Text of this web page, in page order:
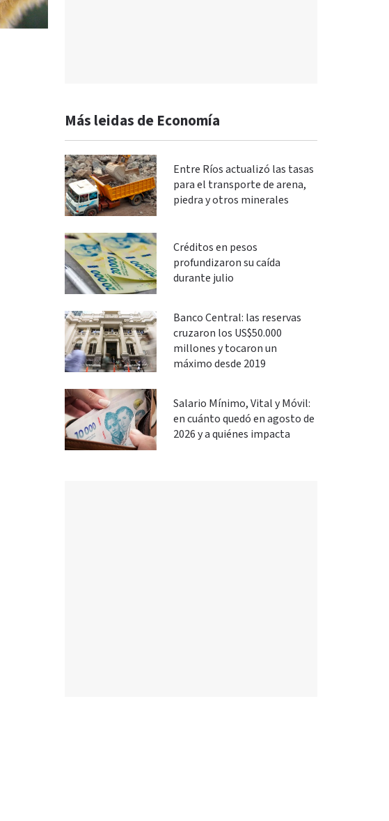
Más leidas de Economía
Entre Ríos actualizó las tasas
para el transporte de arena,
piedra y otros minerales
Créditos en pesos
profundizaron su caída
durante julio
Banco Central: las reservas
cruzaron los US$50.000
millones y tocaron un
máximo desde 2019
Salario Mínimo, Vital y Móvil:
en cuánto quedó en agosto de
2026 y a quiénes impacta